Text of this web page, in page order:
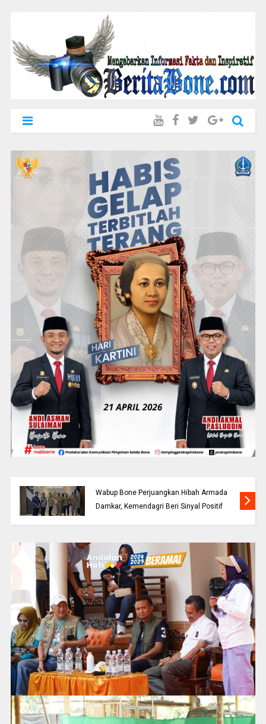
Wabup Bone Perjuangkan Hibah Armada
Damkar, Kemendagri Beri Sinyal Positif